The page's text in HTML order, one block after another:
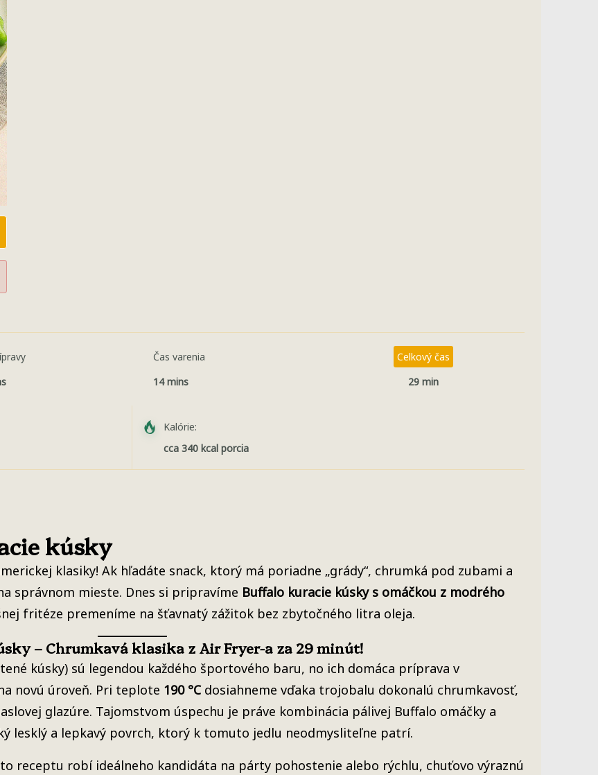
Čas varenia
14 mins
Celkový čas
29 min
Kalórie:
cca 340 kcal porcia
kúsky
klasiky! Ak hľadáte snack, ktorý má poriadne „grády“, chrumká pod zubami a
správnom mieste. Dnes si pripravíme Buffalo kuracie kúsky s omáčkou z modrého
fritéze premeníme na šťavnatý zážitok bez zbytočného litra oleja.
– Chrumkavá klasika z Air Fryer-a za 29 minút!
kúsky) sú legendou každého športového baru, no ich domáca príprava v
novú úroveň. Pri teplote 190 °Cdosiahneme vďaka trojobalu dokonalú chrumkavosť,
glazúre. Tajomstvom úspechu je práve kombinácia pálivej Buffalo omáčky a
lesklý a lepkavý povrch, ktorý k tomuto jedlu neodmysliteľne patrí.
receptu robí ideálneho kandidáta na párty pohostenie alebo rýchlu, chuťovo výraznú